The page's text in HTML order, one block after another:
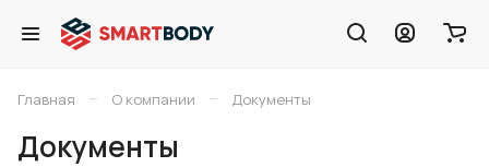
Главная – О компании – Документы
Документы